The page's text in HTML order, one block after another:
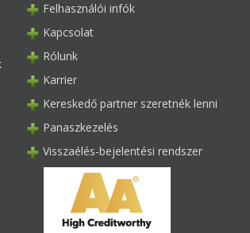
Felhasználói infók
Kapcsolat
Rólunk
Karrier
Kereskedő partner szeretnék lenni
Panaszkezelés
Visszaélés-bejelentési rendszer